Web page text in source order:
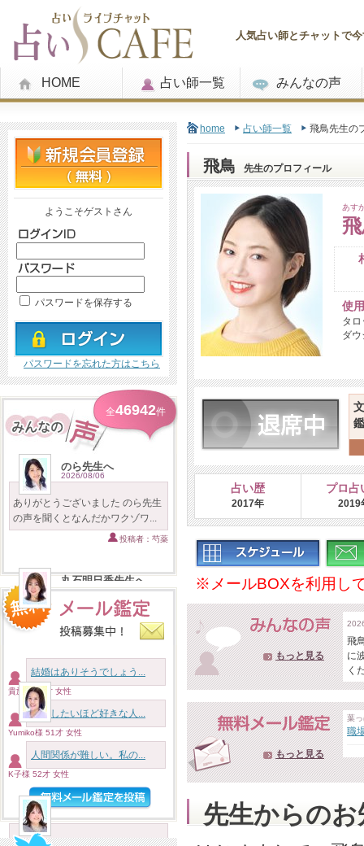
人気占い師とチャットで
HOME 占い師一覧 みんなの声
ようこそゲストさん
パスワードを保存する
パスワードを忘れた方はこちら
全46942件
のら先生へ
2026/08/06
ありがとうございました のら先生
の声を聞くとなんだかワクゾワ...
投稿者：芍薬
丸石明日香先生へ
2026/08/06
ありがとうございます 10分の鑑定
ですが濃ゆいです！！！ 私に...
アイナ先生へ
2026/08/06
今日は、初めましてで、zoomでみ
投稿者：SHIORI…
神星ネコ先生へ
2026/08/06
結婚はありそうでしょう...
貴族様 46才 女性
結婚したいほど好きな人...
Yumiko様 51才 女性
人間関係が難しい。私の...
K子様 52才 女性
home 占い師一覧 飛鳥先生の
飛鳥 先生のプロフィール
あす
使
タ
ダウ
占い歴
2017年
プロ占
2019
※メールBOXを利用し
もっと見る
飛
に
く
もっと見る
葉
職
先生からの